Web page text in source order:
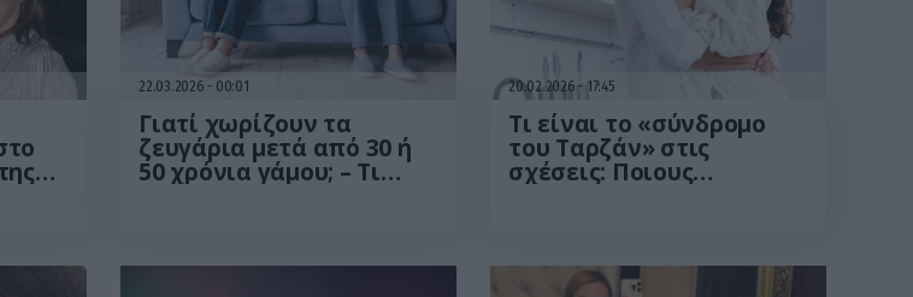
22.03.2026 00:01
Γιατί χωρίζουν τα
ζευγάρια μετά από 30 ή
50 χρόνια γάμου; – Τι
20.02.2026 17:45
Tι είναι το «σύνδρομο
του Ταρζάν» στις
σχέσεις: Ποιους